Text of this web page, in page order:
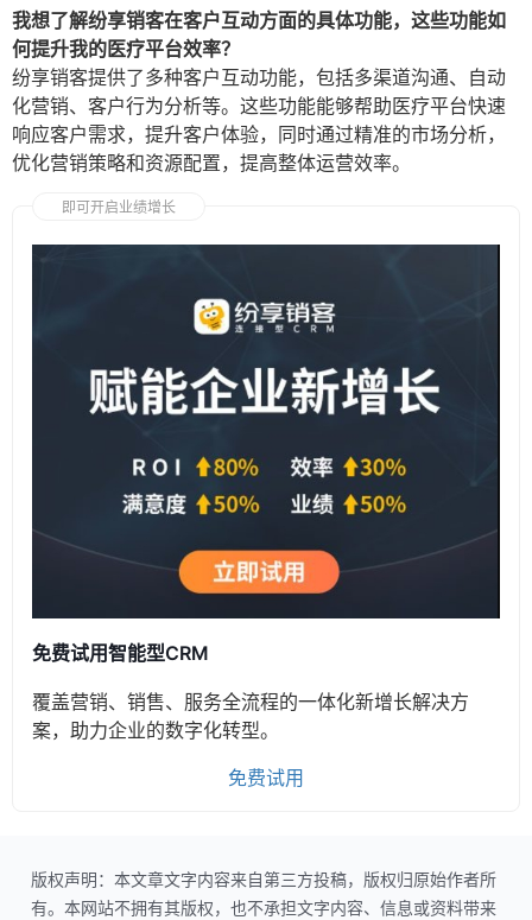
我想了解纷享销客在客户互动方面的具体功能，这些功能如
何提升我的医疗平台效率？
纷享销客提供了多种客户互动功能，包括多渠道沟通、自动
化营销、客户行为分析等。这些功能能够帮助医疗平台快速
响应客户需求，提升客户体验，同时通过精准的市场分析，
优化营销策略和资源配置，提高整体运营效率。
即可开启业绩增长
免费试用智能型CRM
覆盖营销、销售、服务全流程的一体化新增长解决方
案，助力企业的数字化转型。
免费试用
版权声明：本文章文字内容来自第三方投稿，版权归原始作者所
有。本网站不拥有其版权，也不承担文字内容、信息或资料带来